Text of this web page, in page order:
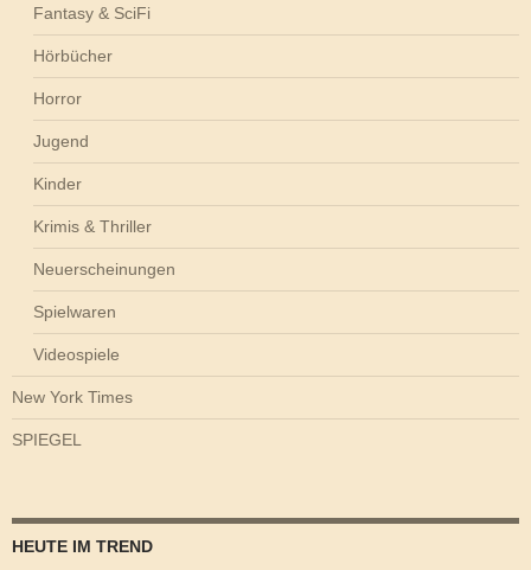
Fantasy & SciFi
Hörbücher
Horror
Jugend
Kinder
Krimis & Thriller
Neuerscheinungen
Spielwaren
Videospiele
New York Times
SPIEGEL
HEUTE IM TREND